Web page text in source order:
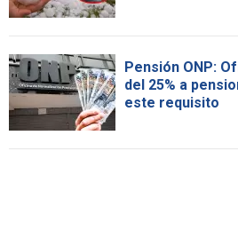
Pensión ONP:
del 25% a
este requisito